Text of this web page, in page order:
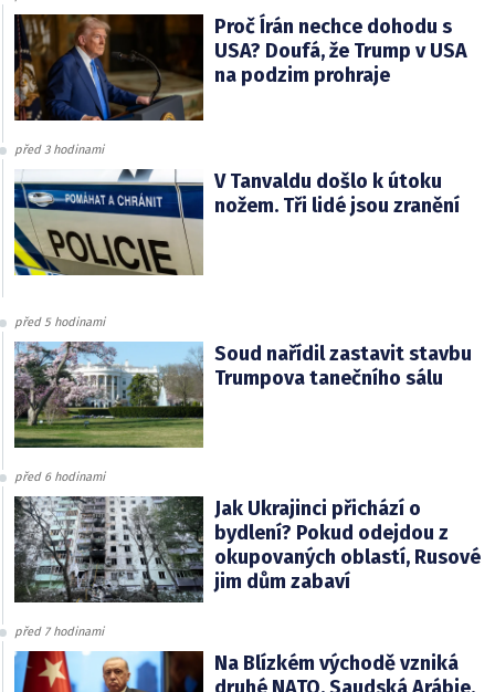
Proč Írán nechce dohodu s
USA? Doufá, že Trump v USA
na podzim prohraje
před 3 hodinami
V Tanvaldu došlo k útoku
nožem. Tři lidé jsou zranění
před 5 hodinami
Soud nařídil zastavit stavbu
Trumpova tanečního sálu
před 6 hodinami
Jak Ukrajinci přichází o
bydlení? Pokud odejdou z
okupovaných oblastí, Rusové
jim dům zabaví
před 7 hodinami
Na Blízkém východě vzniká